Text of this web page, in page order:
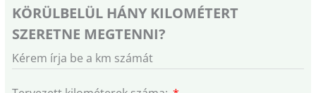
KÖRÜLBELÜL HÁNY KILOMÉTERT
SZERETNE MEGTENNI?
Kérem írja be a km számát